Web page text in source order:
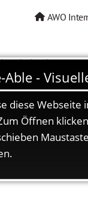
AWO
Arbeitgeber